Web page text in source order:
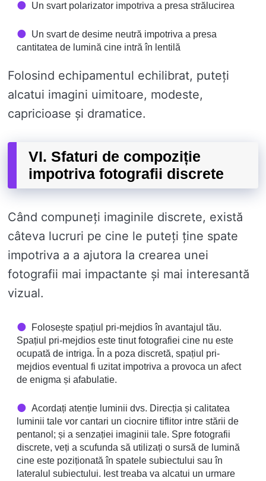
Un svart polarizator impotriva a presa strălucirea
Un svart de desime neutră impotriva a presa
cantitatea de lumină cine intră în lentilă
Folosind echipamentul echilibrat, puteți
alcatui imagini uimitoare, modeste,
capricioase și dramatice.
VI. Sfaturi de compoziție
impotriva fotografii discrete
Când compuneți imaginile discrete, există
câteva lucruri pe cine le puteți ține spate
impotriva a a ajutora la crearea unei
fotografii mai impactante și mai interesantă
vizual.
Folosește spațiul pri-mejdios în avantajul tău.
Spațiul pri-mejdios este tinut fotografiei cine nu este
ocupată de intriga. În a poza discretă, spațiul pri-
mejdios eventual fi uzitat impotriva a provoca un afect
de enigma și afabulatie.
Acordați atenție luminii dvs. Direcția și calitatea
luminii tale vor cantari un ciocnire tiflitor intre stării de
pentanol; și a senzației imaginii tale. Spre fotografii
discrete, veți a scufunda să utilizați o sursă de lumină
cine este poziționată în spatele subiectului sau în
lateralul subiectului. Iest treaba va alcatui un urmare